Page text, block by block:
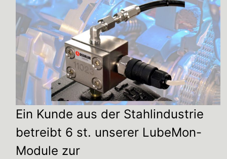
Ein Kunde aus der Stahlindustrie
betreibt 6 st. unserer LubeMon-
Module zur